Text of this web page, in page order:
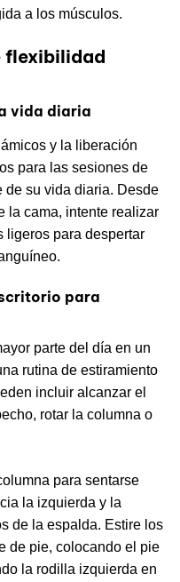
a los músculos.
flexibilidad
vida diaria
y la liberación
para las sesiones de
de su vida diaria. Desde
la cama, intente realizar
ligeros para despertar
para
parte del día en un
rutina de estiramiento
incluir alcanzar el
rotar la columna o
para sentarse
la izquierda y la
de la espalda. Estire los
de pie, colocando el pie
la rodilla izquierda en